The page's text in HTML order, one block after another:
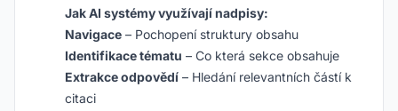
Jak AI systémy využívají nadpisy:
Navigace – Pochopení struktury obsahu
Identifikace tématu – Co která sekce obsahuje
Extrakce odpovědí – Hledání relevantních částí k
citaci